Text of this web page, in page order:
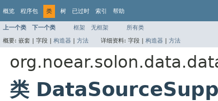
概览 程序包 类 树 已过时 索引 帮助
上一个类 下一个类 框架 无框架
所有类
概要: 嵌套 | 字段 | 构造器 | 方法 详细资料: 字段 | 构造器 | 方法
类